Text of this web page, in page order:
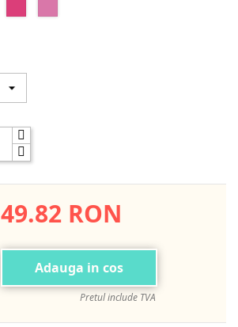
49.82 RON
Adauga in cos
Pretul include TVA